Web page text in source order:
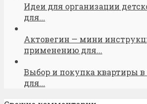
Идеи для организации
для...
Актовегин — мини
применению для...
Выбор и покупка квартиры в
для...